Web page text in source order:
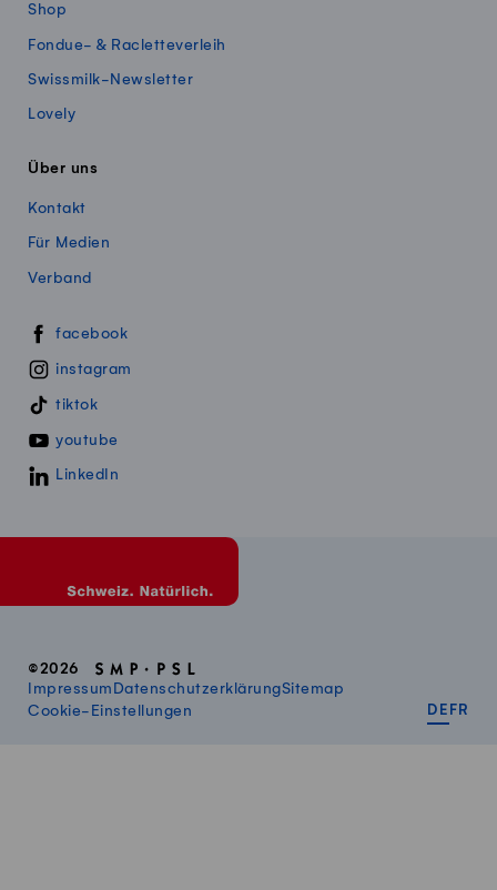
Shop
Fondue- & Racletteverleih
Swissmilk-Newsletter
Lovely
Über uns
Kontakt
Für Medien
Verband
Swissmillk auf Social Media
facebook
instagram
tiktok
youtube
LinkedIn
©2026
Impressum DatenschutzerklärungSitemap
Cookie-Einstellungen
DE FR